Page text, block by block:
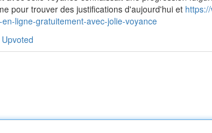
pour trouver des justifications d'aujourd'hui et
ligne-gratuitement-avec-jolie-voyance